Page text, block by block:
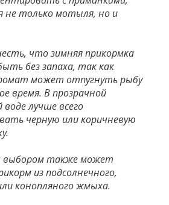
не только мотыля, но и
что зимняя прикормка
без запаха, так как
может отпугнуть рыбу
время. В прозрачной
воде лучше всего
черную или коричневую
выбором также может
из подсолнечного,
конопляного жмыха.